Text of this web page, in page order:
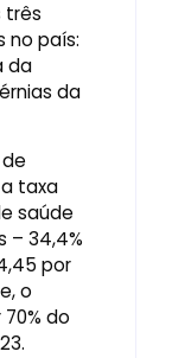
três
no país:
da
da
taxa
saúde
– 34,4%
por
o
do